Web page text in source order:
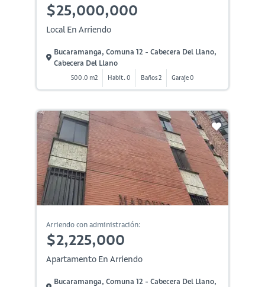
$25,000,000
Local En Arriendo
Bucaramanga, Comuna 12 - Cabecera Del Llano,
Cabecera Del Llano
500.0 m2 Habit. 0 Baños 2 Garaje 0
Arriendo con administración:
$2,225,000
Apartamento En Arriendo
Bucaramanga, Comuna 12 - Cabecera Del Llano,